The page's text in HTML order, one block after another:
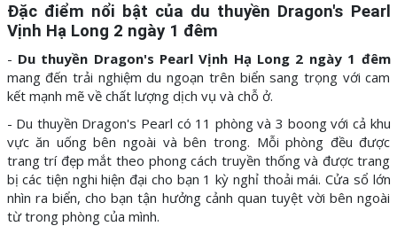
Đặc điểm nổi bật của du thuyền Dragon's Pearl
Vịnh Hạ Long 2 ngày 1 đêm
- Du thuyền Dragon's Pearl Vịnh Hạ Long 2 ngày 1 đêm
mang đến trải nghiệm du ngoạn trên biển sang trọng với cam
kết mạnh mẽ về chất lượng dịch vụ và chỗ ở.
- Du thuyền Dragon's Pearl có 11 phòng và 3 boong với cả khu
vực ăn uống bên ngoài và bên trong. Mỗi phòng đều được
trang trí đẹp mắt theo phong cách truyền thống và được trang
bị các tiện nghi hiện đại cho bạn 1 kỳ nghỉ thoải mái. Cửa sổ lớn
nhìn ra biển, cho bạn tận hưởng cảnh quan tuyệt vời bên ngoài
từ trong phòng của mình.